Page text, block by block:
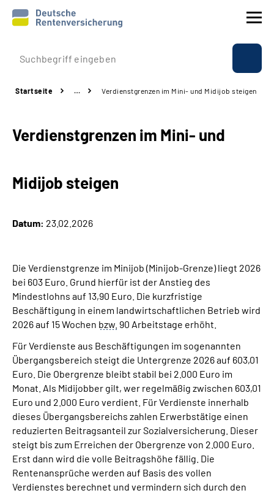
Prävention
Rente
Online-Services
Suche
Inhalte in Gebärdensprache (DGS)
Leichte Sprache
Mein Kundenportal
Startseite … Verdienstgrenzen im Mini- und Midijob steigen
Verdienstgrenzen im Mini- und
Midijob steigen
Datum: 23.02.2026
Die Verdienstgrenze im Minijob (Minijob-Grenze) liegt 2026
bei 603 Euro. Grund hierfür ist der Anstieg des
Mindestlohns auf 13,90 Euro. Die kurzfristige
Beschäftigung in einem landwirtschaftlichen Betrieb wird
2026 auf 15 Wochen bzw. 90 Arbeitstage erhöht.
Für Verdienste aus Beschäftigungen im sogenannten
Übergangsbereich steigt die Untergrenze 2026 auf 603,01
Euro. Die Obergrenze bleibt stabil bei 2.000 Euro im
Monat. Als Midijobber gilt, wer regelmäßig zwischen 603,01
Euro und 2.000 Euro verdient. Für Verdienste innerhalb
dieses Übergangsbereichs zahlen Erwerbstätige einen
reduzierten Beitragsanteil zur Sozialversicherung. Dieser
steigt bis zum Erreichen der Obergrenze von 2.000 Euro.
Erst dann wird die volle Beitragshöhe fällig. Die
Rentenansprüche werden auf Basis des vollen
Verdienstes berechnet und vermindern sich durch den